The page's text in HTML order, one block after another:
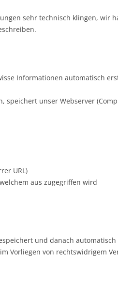
sehr technisch klingen, wir
Informationen automatisch
speichert unser Webserver
URL)
aus zugegriffen wird
und danach
Vorliegen von rechtswidrigem